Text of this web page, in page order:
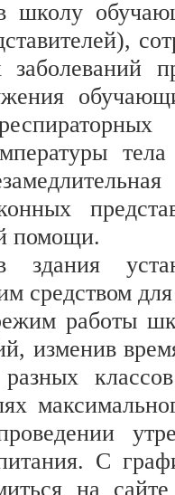
школу
заболеваний
помощи.
средством
работы
изменив
С
на